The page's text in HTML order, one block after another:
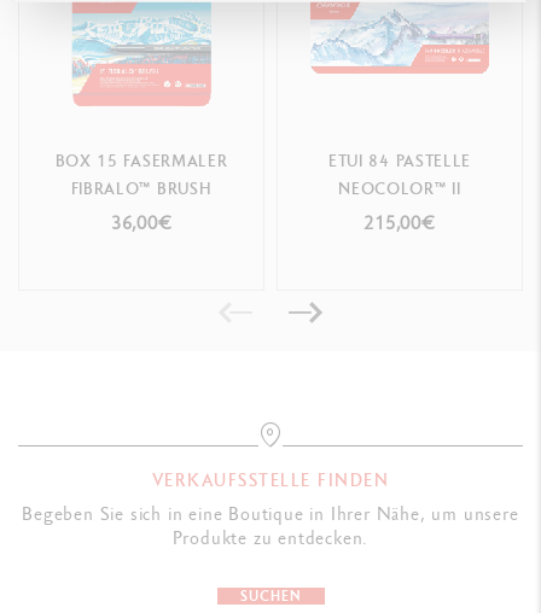
BOX 15 FASERMALER
FIBRALO™ BRUSH
36,00€
ETUI 84 PASTELLE
NEOCOLOR™ II
215,00€
VERKAUFSSTELLE FINDEN
Begeben Sie sich in eine Boutique in Ihrer Nähe, um unsere
Produkte zu entdecken.
SUCHEN